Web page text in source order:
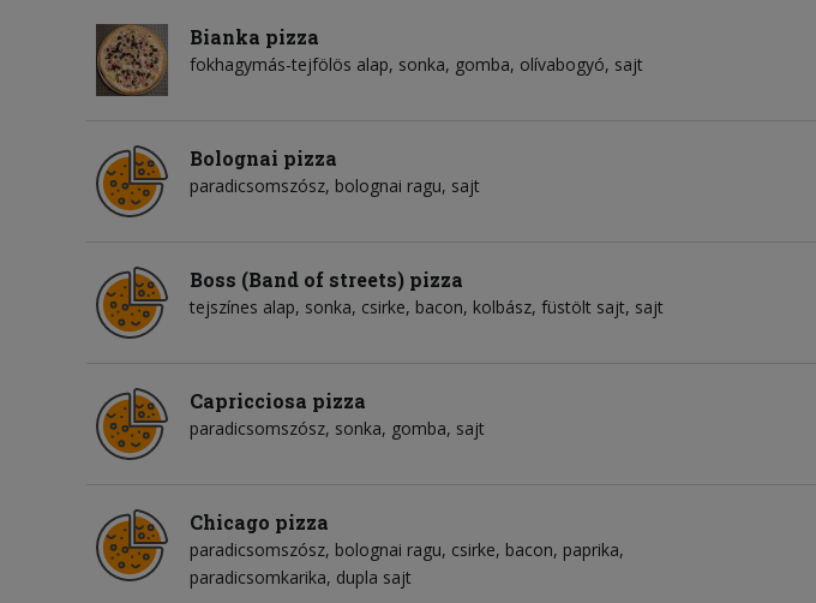
Bianka pizza
fokhagymás-tejfölös alap sonka gomba olívabogyó sajt
Bolognai pizza
paradicsomszósz bolognai ragu sajt
Boss (Band of streets) pizza
tejszínes alap sonka csirke bacon kolbász füstölt sajt sajt
Capricciosa pizza
paradicsomszósz sonka gomba sajt
Chicago pizza
paradicsomszósz bolognai ragu csirke bacon paprika
paradicsomkarika dupla sajt